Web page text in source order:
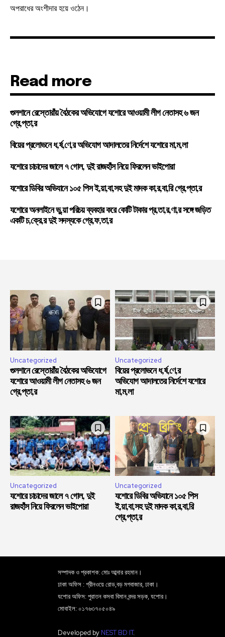
অপরাধের অংশীদার হয়ে ওঠেন।
Read more
গুলশানে রেস্তোরাঁয় বৈঠকের অভিযোগে যশোরে আওয়ামী লীগ নেতাসহ ৬ জন
গ্রে,প্তা,র
বিয়ের প্রলোভনে ধ,র্ষ,ণে,র অভিযোগ আদালতের নির্দেশে যশোরে মা,ম,লা
যশোরে চাচাদের জালে ৭ গোল, দুই রাজহাঁস নিয়ে ফিরলেন ভাইপোরা
যশোরে ডিবির অভিযানে ১০৫ পিস ই,য়া,বা,সহ দুই মাদক কা,র,বা,রি গ্রে,প্তা,র
যশোরে অনলাইনে ভু,য়া পরিচয় ব্যবহার করে কোটি টাকার প্র,তা,র,ণা,র সঙ্গে জড়িত
একটি চ,ক্রে,র দুই সদস্যকে গ্রে,ফ,তা,র
Uncategorized
গুলশানে রেস্তোরাঁয় বৈঠকের অভিযোগে
যশোরে আওয়ামী লীগ নেতাসহ ৬ জন
গ্রে,প্তা,র
Uncategorized
বিয়ের প্রলোভনে ধ,র্ষ,ণে,র
অভিযোগ আদালতের নির্দেশে যশোরে
মা,ম,লা
Uncategorized
যশোরে চাচাদের জালে ৭ গোল, দুই
রাজহাঁস নিয়ে ফিরলেন ভাইপোরা
Uncategorized
যশোরে ডিবির অভিযানে ১০৫ পিস
ই,য়া,বা,সহ দুই মাদক কা,র,বা,রি
গ্রে,প্তা,র
সম্পাদক ও প্রকাশক: মোঃ আব্দার রহমান।
ঢাকা অফিস : গ্রীনওয়ে রোড,বড় মগবাজার, ঢাকা।
যশোর অফিস: পুরাতন কসবা বিমান বন্দর সড়ক, যশোর।
মোবাইল: ০১৭৬৩৭০৫০৪৯
Developed by NEST BD IT.